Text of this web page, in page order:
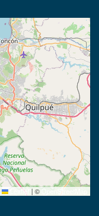
Leaflet | © OpenStreetMap